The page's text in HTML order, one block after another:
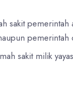
sakit
pemerintah
sakit milik